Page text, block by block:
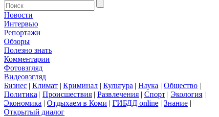
Новости
Интервью
Репортажи
Обзоры
Полезно знать
Комментарии
Фотовзгляд
Видеовзгляд
Бизнес | Климат | Криминал | Культура | Наука | Общество |
Политика | Происшествия | Развлечения | Спорт | Экология |
Экономика | Отдыхаем в Коми | ГИБДД online | Знание |
Открытый диалог